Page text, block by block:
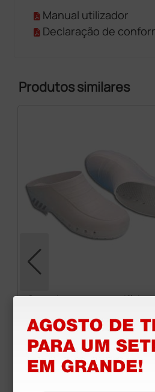
Manual utilizador
Declaração de
Produtos similares
Socas brancas sem orifícios
21,76 €25,60 €
(Preço sem IVA)